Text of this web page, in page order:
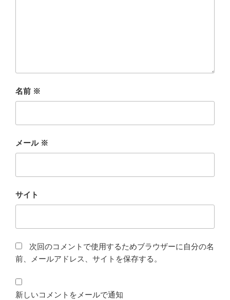
名前 ※
メール ※
サイト
次回のコメントで使用するためブラウザーに自分の名
前、メールアドレス、サイトを保存する。
新しいコメントをメールで通知